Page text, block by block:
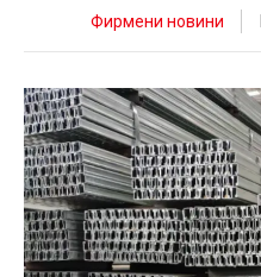
Фирмени новини